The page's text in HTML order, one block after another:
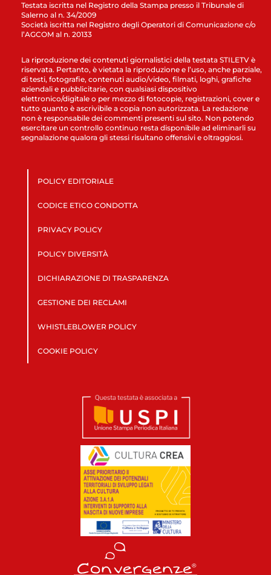
Testata iscritta nel Registro della Stampa presso il Tribunale di
Salerno al n. 34/2009
Società iscritta nel Registro degli Operatori di Comunicazione c/o
l’AGCOM al n. 20133
La riproduzione dei contenuti giornalistici della testata STILETV è
riservata. Pertanto, è vietata la riproduzione e l’uso, anche parziale,
di testi, fotografie, contenuti audio/video, filmati, loghi, grafiche
aziendali e pubblicitarie, con qualsiasi dispositivo
elettronico/digitale o per mezzo di fotocopie, registrazioni, cover e
tutto quanto è ascrivibile a copia non autorizzata. La redazione
non è responsabile dei commenti presenti sul sito. Non potendo
esercitare un controllo continuo resta disponibile ad eliminarli su
segnalazione qualora gli stessi risultano offensivi e oltraggiosi.
POLICY EDITORIALE
CODICE ETICO CONDOTTA
PRIVACY POLICY
POLICY DIVERSITÀ
DICHIARAZIONE DI TRASPARENZA
GESTIONE DEI RECLAMI
WHISTLEBLOWER POLICY
COOKIE POLICY